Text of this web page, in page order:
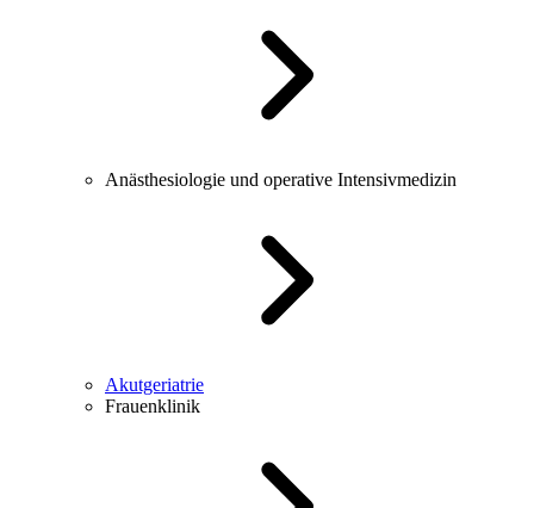
Anästhesiologie und operative Intensivmedizin
Akutgeriatrie
Frauenklinik